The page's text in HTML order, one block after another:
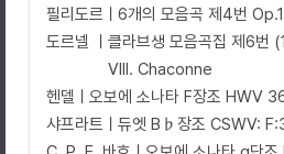
필리도르ㅣ6개의 모음곡 제4번
도르넬 ㅣ클라브생 모음곡집 제6번
VIII. Chaconne
헨델ㅣ오보에 소나타 F장조 HWV
샤프라트ㅣ듀엣 B♭장조 CSWV: